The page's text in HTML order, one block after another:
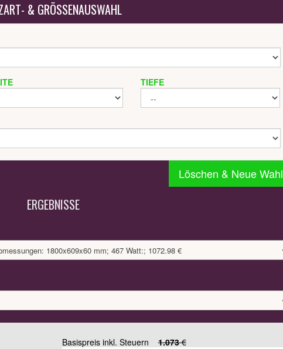
& GRÖSSENAUSWAHL
TIEFE
Löschen & Neue Wahl
ERGEBNISSE
1800x609x60 mm; 467 Watt:; 1072.98 €
Basispreis inkl. Steuern 1.073€